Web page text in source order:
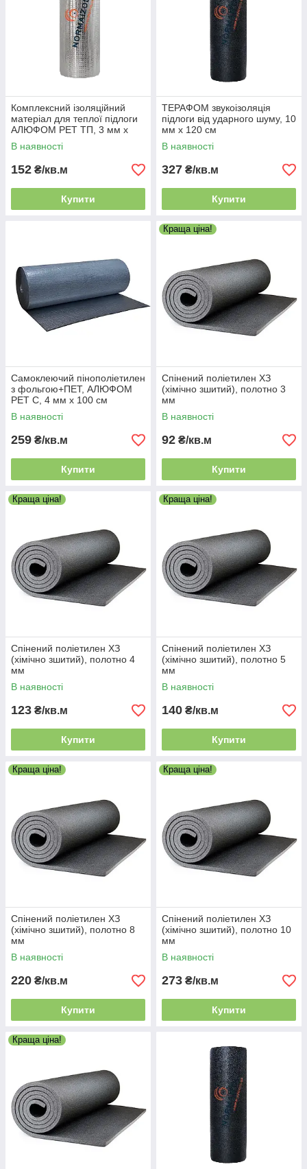
Комплексний ізоляційний
матеріал для теплої підлоги
АЛЮФОМ PET ТП, 3 мм х
100 см
В наявності
152 ₴/кв.м
Купити
ТЕРАФОМ звукоізоляція
підлоги від ударного шуму, 10
мм х 120 см
В наявності
327 ₴/кв.м
Купити
Самоклеючий пінополіетилен
з фольгою+ПЕТ, АЛЮФОМ
PET С, 4 мм х 100 см
В наявності
259 ₴/кв.м
Купити
Краща ціна!
Спінений поліетилен ХЗ
(хімічно зшитий), полотно 3
мм
В наявності
92 ₴/кв.м
Купити
Краща ціна!
Спінений поліетилен ХЗ
(хімічно зшитий), полотно 4
мм
В наявності
123 ₴/кв.м
Купити
Краща ціна!
Спінений поліетилен ХЗ
(хімічно зшитий), полотно 5
мм
В наявності
140 ₴/кв.м
Купити
Краща ціна!
Спінений поліетилен ХЗ
(хімічно зшитий), полотно 8
мм
В наявності
220 ₴/кв.м
Купити
Краща ціна!
Спінений поліетилен ХЗ
(хімічно зшитий), полотно 10
мм
В наявності
273 ₴/кв.м
Купити
Краща ціна!